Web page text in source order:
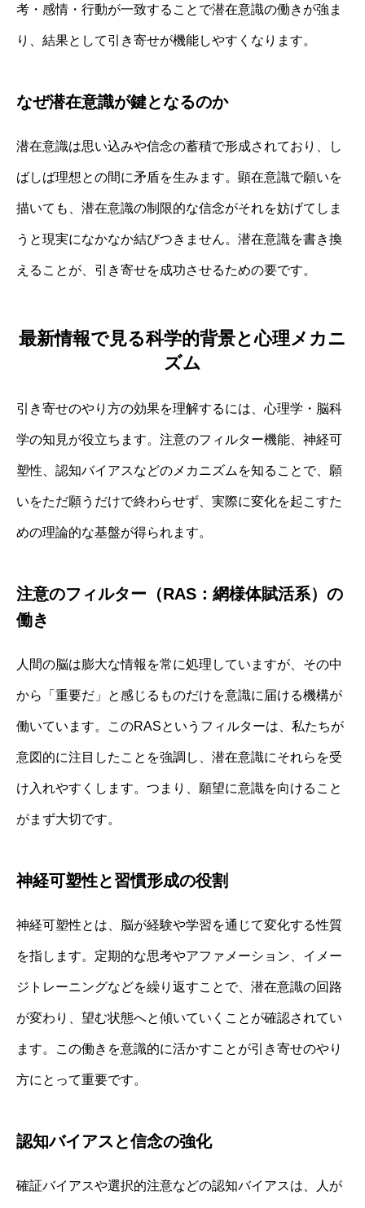
考・感情・行動が一致することで潜在意識の働きが強ま
り、結果として引き寄せが機能しやすくなります。
なぜ潜在意識が鍵となるのか
潜在意識は思い込みや信念の蓄積で形成されており、し
ばしば理想との間に矛盾を生みます。顕在意識で願いを
描いても、潜在意識の制限的な信念がそれを妨げてしま
うと現実になかなか結びつきません。潜在意識を書き換
えることが、引き寄せを成功させるための要です。
最新情報で見る科学的背景と心理メカニ
ズム
引き寄せのやり方の効果を理解するには、心理学・脳科
学の知見が役立ちます。注意のフィルター機能、神経可
塑性、認知バイアスなどのメカニズムを知ることで、願
いをただ願うだけで終わらせず、実際に変化を起こすた
めの理論的な基盤が得られます。
注意のフィルター（RAS：網様体賦活系）の
働き
人間の脳は膨大な情報を常に処理していますが、その中
から「重要だ」と感じるものだけを意識に届ける機構が
働いています。このRASというフィルターは、私たちが
意図的に注目したことを強調し、潜在意識にそれらを受
け入れやすくします。つまり、願望に意識を向けること
がまず大切です。
神経可塑性と習慣形成の役割
神経可塑性とは、脳が経験や学習を通じて変化する性質
を指します。定期的な思考やアファメーション、イメー
ジトレーニングなどを繰り返すことで、潜在意識の回路
が変わり、望む状態へと傾いていくことが確認されてい
ます。この働きを意識的に活かすことが引き寄せのやり
方にとって重要です。
認知バイアスと信念の強化
確証バイアスや選択的注意などの認知バイアスは、人が